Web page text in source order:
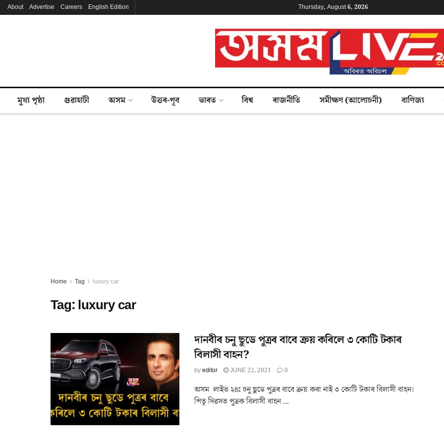
About Advertise Careers English Edition Thursday, August 6, 2026
মুখ্য পৃষ্ঠা গুৱাহাটী অসম উত্তৰ-পূব ভাৰত বিশ্ব ৰাজনীতি সমীক্ষণ (আলোচনী) বাণিজ্য
Home Tag luxury car
Tag:luxury car
দানবীৰ চনু ছুডে পুত্ৰৰ বাবে ক্ৰয় কৰিলে ৩ কোটি টকাৰ
বিলাসী বাহন?
byeditor JUNE 22, 2021 0
অসম লাইভ ২৪ঃ চনু ছুডে পুত্ৰৰ বাবে ক্ৰয় কৰা নাই ৩ কোটি টকাৰ বিলাসী বাহন।
পিতৃ দিৱসত পুত্ৰক বিলাসী বাহন ...